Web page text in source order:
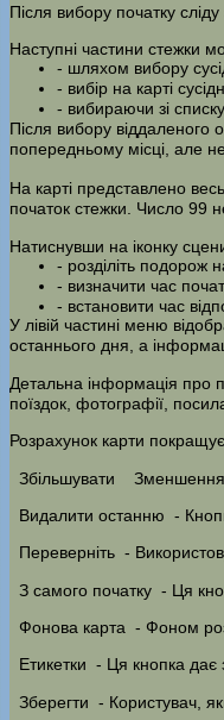
Після вибору початку
Наступні частини стежки
- шляхом вибору
- вибір на карті
- вибираючи зі
Після вибору віддаленого
попередньому місці, але
На карті представлено
початок стежки. Число 99
Натиснувши на іконку
- розділіть подорож
- визначити час
- встановити час
У лівій частині меню
останнього дня, а
Детальна інформація про
поїздок, фотографії,
Розрахунок карти
Збільшувати
Зменшення
Видалити останню -
Переверніть -
З самого початку - Ця
Фонова карта - Фоном
Етикетки - Ця кнопка дає
Зберегти - Користувач,